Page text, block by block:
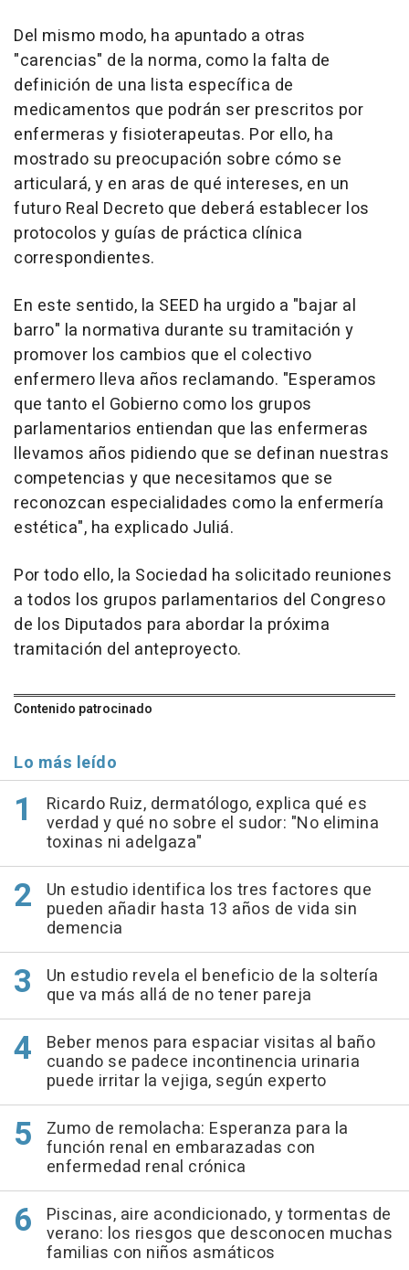
Del mismo modo, ha apuntado a otras
"carencias" de la norma, como la falta de
definición de una lista específica de
medicamentos que podrán ser prescritos por
enfermeras y fisioterapeutas. Por ello, ha
mostrado su preocupación sobre cómo se
articulará, y en aras de qué intereses, en un
futuro Real Decreto que deberá establecer los
protocolos y guías de práctica clínica
correspondientes.
En este sentido, la SEED ha urgido a "bajar al
barro" la normativa durante su tramitación y
promover los cambios que el colectivo
enfermero lleva años reclamando. "Esperamos
que tanto el Gobierno como los grupos
parlamentarios entiendan que las enfermeras
llevamos años pidiendo que se definan nuestras
competencias y que necesitamos que se
reconozcan especialidades como la enfermería
estética", ha explicado Juliá.
Por todo ello, la Sociedad ha solicitado reuniones
a todos los grupos parlamentarios del Congreso
de los Diputados para abordar la próxima
tramitación del anteproyecto.
Contenido patrocinado
Lo más leído
Ricardo Ruiz, dermatólogo, explica qué es
verdad y qué no sobre el sudor: "No elimina
toxinas ni adelgaza"
Un estudio identifica los tres factores que
pueden añadir hasta 13 años de vida sin
demencia
Un estudio revela el beneficio de la soltería
que va más allá de no tener pareja
Beber menos para espaciar visitas al baño
cuando se padece incontinencia urinaria
puede irritar la vejiga, según experto
Zumo de remolacha: Esperanza para la
función renal en embarazadas con
enfermedad renal crónica
Piscinas, aire acondicionado, y tormentas de
verano: los riesgos que desconocen muchas
familias con niños asmáticos